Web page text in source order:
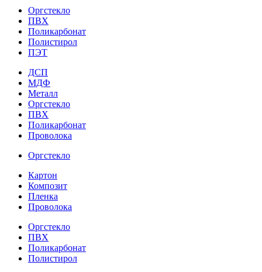
Оргстекло
ПВХ
Поликарбонат
Полистирол
ПЭТ
ДСП
МДФ
Металл
Оргстекло
ПВХ
Поликарбонат
Проволока
Оргстекло
Картон
Композит
Пленка
Проволока
Оргстекло
ПВХ
Поликарбонат
Полистирол